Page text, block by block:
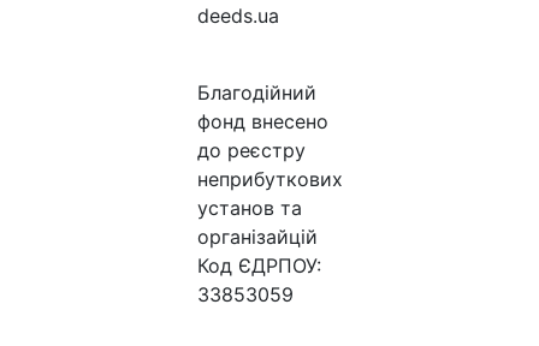
deeds.ua
Благодійний
фонд внесено
до реєстру
неприбуткових
установ та
організайцій
Код ЄДРПОУ:
33853059